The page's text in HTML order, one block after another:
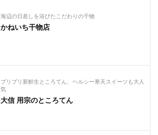
海辺の日差しを浴びたこだわりの干物
かねいち干物店
プリプリ新鮮生ところてん、ヘルシー寒天スイーツも大人
気
大信 用宗のところてん